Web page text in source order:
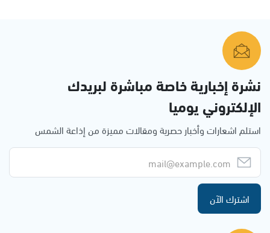
نشرة إخبارية خاصة مباشرة لبريدك
الإلكتروني يوميا
استلم اشعارات وأخبار حصرية ومقالات مميزة من إذاعة الشمس
اشترك الآن